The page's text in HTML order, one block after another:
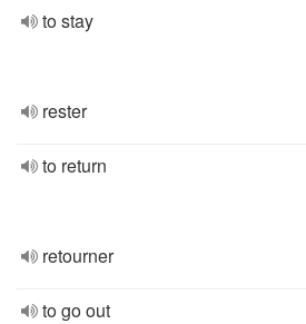
to stay
rester
to return
retourner
to go out